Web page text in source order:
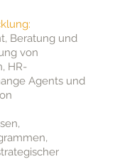
Beratung und
von
HR-
Agents und